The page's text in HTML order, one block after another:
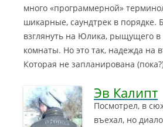
много «программерной»
шикарные, саундтрек в порядке.
взглянуть на Юлика, рыщущего в
комнаты. Но это так, надежда на
Которая не запланирована
Эв Калипт
Посмотрел, в
въехал, но